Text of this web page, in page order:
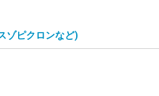
ゾピクロンなど)